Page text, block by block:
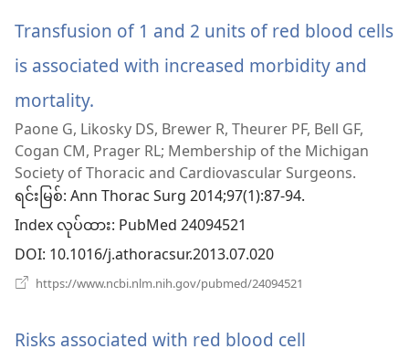
င့်
နေ
ပါ
တယ်)
Transfusion of 1 and 2 units of red blood cells
is associated with increased morbidity and
mortality.
အသစ်
ဖွ
င့်
Paone G, Likosky DS, Brewer R, Theurer PF, Bell GF,
Cogan CM, Prager RL; Membership of the Michigan
Society of Thoracic and Cardiovascular Surgeons.
ရင်းမြစ်‎: Ann Thorac Surg 2014;97(1):87-94.
Index လုပ်ထား‎: PubMed 24094521
DOI‎: 10.1016/j.athoracsur.2013.07.020
https://www.ncbi.nlm.nih.gov/pubmed/24094521
င့်
နေ
Risks associated with red blood cell